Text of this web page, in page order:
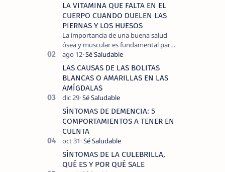
LA VITAMINA QUE FALTA EN EL
CUERPO CUANDO DUELEN LAS
PIERNAS Y LOS HUESOS
La importancia de una buena salud
ósea y muscular es fundamental para
llevar una vida activa y sin dolor,
cuando experimentamos dolor en las
piernas …
LAS CAUSAS DE LAS BOLITAS
BLANCAS O AMARILLAS EN LAS
AMÍGDALAS
SÍNTOMAS DE DEMENCIA: 5
COMPORTAMIENTOS A TENER EN
CUENTA
SÍNTOMAS DE LA CULEBRILLA,
QUÉ ES Y POR QUÉ SALE